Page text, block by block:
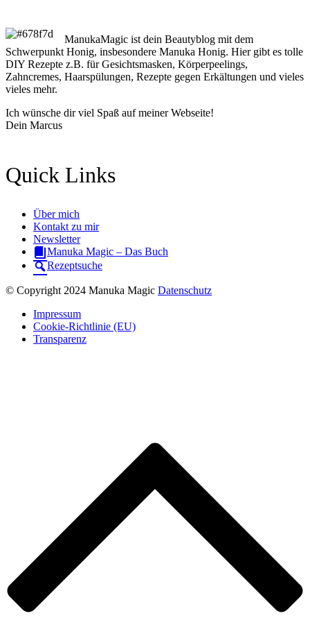
ManukaMagic ist dein Beautyblog mit dem
Schwerpunkt Honig, insbesondere Manuka Honig. Hier gibt es tolle
DIY Rezepte z.B. für Gesichtsmasken, Körperpeelings,
Zahncremes, Haarspülungen, Rezepte gegen Erkältungen und vieles
vieles mehr.
Ich wünsche dir viel Spaß auf meiner Webseite!
Dein Marcus
Quick Links
Über mich
Kontakt zu mir
Newsletter
Manuka Magic – Das Buch
Rezeptsuche
© Copyright 2024 Manuka Magic Datenschutz
Impressum
Cookie-Richtlinie (EU)
Transparenz